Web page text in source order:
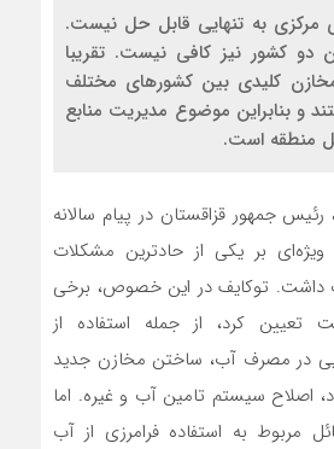
مرکزی به تنهایی قابل حل نیست.
دو کشور نیز کافی نیست. تقریبا
کلیدی بین کشورهای مختلف
و بنابراین موضوع مدیریت منابع
منطقه است.
جمهور قزاقستان در پیام سالانه
بر یکی از حادترین مشکلات
داشت. توکایف در این خصوص، برخی
تعیین کرد، از جمله استفاده از
در مصرف آب، ساختن مخازن جدید
اصلاح سیستم تامین آب و غیره. اما
مربوط به استفاده فرامرزی از آب